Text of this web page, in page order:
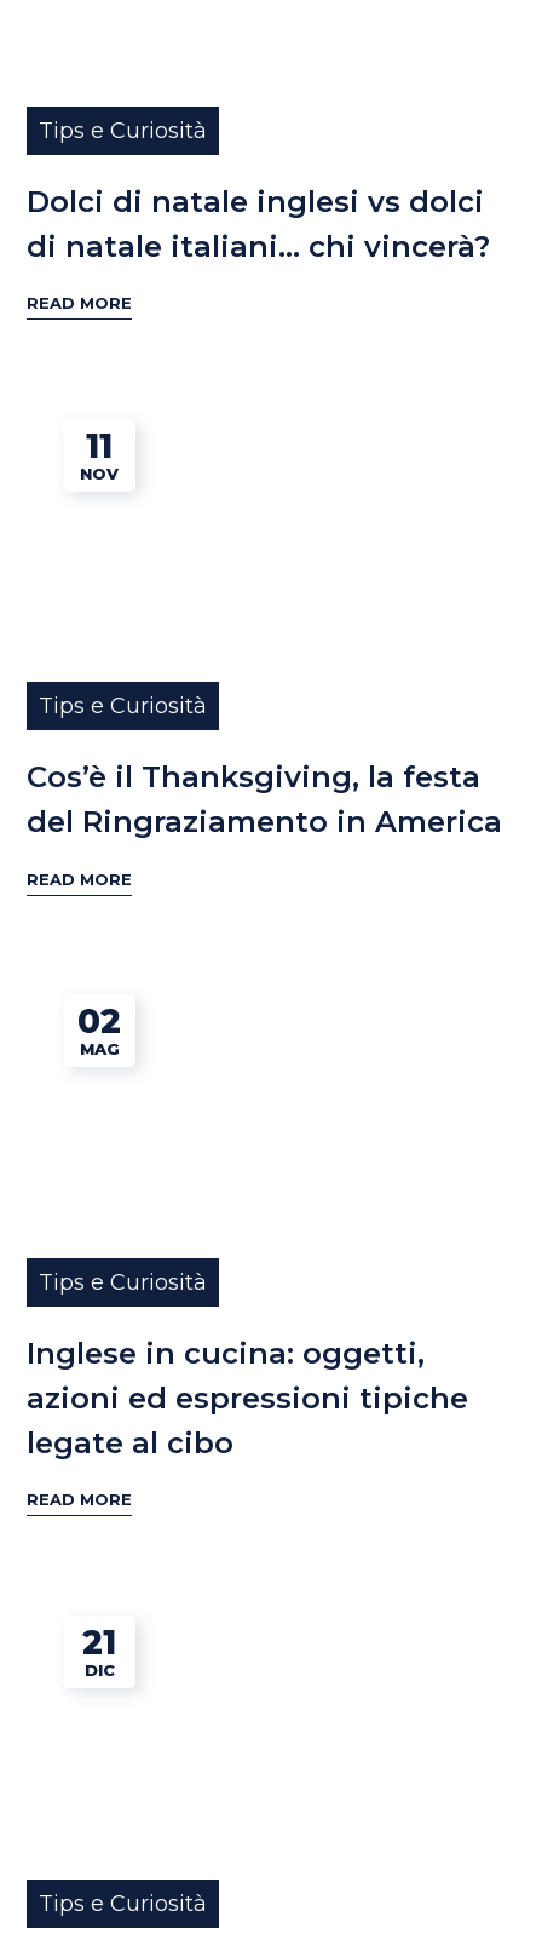
Tips e Curiosità
Dolci di natale inglesi vs dolci
di natale italiani… chi vincerà?
READ MORE
11
NOV
Tips e Curiosità
Cos’è il Thanksgiving, la festa
del Ringraziamento in America
READ MORE
02
MAG
Tips e Curiosità
Inglese in cucina: oggetti,
azioni ed espressioni tipiche
legate al cibo
READ MORE
21
DIC
Tips e Curiosità